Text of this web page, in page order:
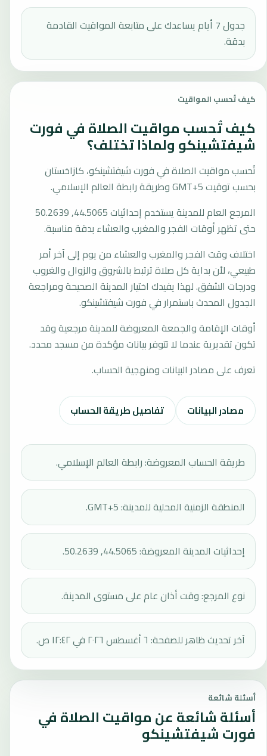
جدول 7 أيام يساعدك على متابعة المواقيت القادمة
بدقة.
كيف تُحسب المواقيت
كيف تُحسب مواقيت الصلاة في فورت
شيفتشينكو ولماذا تختلف؟
تُحسب مواقيت الصلاة في فورت شيفتشينكو، كازاخستان
بحسب توقيت GMT+5 وطريقة رابطة العالم الإسلامي.
المرجع العام للمدينة يستخدم إحداثيات 44.5065, 50.2639
حتى تظهر أوقات الفجر والمغرب والعشاء بدقة مناسبة.
اختلاف وقت الفجر والمغرب والعشاء من يوم إلى آخر أمر
طبيعي، لأن بداية كل صلاة ترتبط بالشروق والزوال والغروب
ودرجات الشفق. لهذا يفيدك اختيار المدينة الصحيحة ومراجعة
الجدول المحدث باستمرار في فورت شيفتشينكو.
أوقات الإقامة والجمعة المعروضة للمدينة مرجعية وقد
تكون تقديرية عندما لا تتوفر بيانات مؤكدة من مسجد محدد.
تعرف على مصادر البيانات ومنهجية الحساب.
مصادر البيانات تفاصيل طريقة الحساب
طريقة الحساب المعروضة: رابطة العالم الإسلامي.
المنطقة الزمنية المحلية للمدينة: GMT+5.
إحداثيات المدينة المعروضة: 44.5065, 50.2639.
نوع المرجع: وقت أذان عام على مستوى المدينة.
آخر تحديث ظاهر للصفحة: ٦ أغسطس ٢٠٢٦ في ١٢:٤٢ ص.
أسئلة شائعة
أسئلة شائعة عن مواقيت الصلاة في
فورت شيفتشينكو